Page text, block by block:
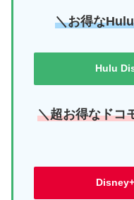
＼お得な
Hulu
＼超お得なドコ